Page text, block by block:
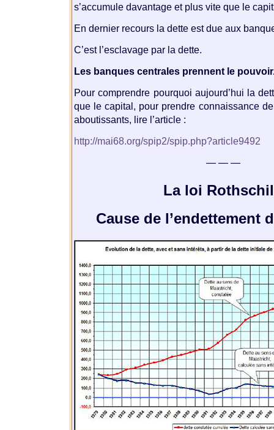
s’accumule davantage et plus vite que le
En dernier recours la dette est due aux
C’est l’esclavage par la dette.
Les banques centrales prennent le
Pour comprendre pourquoi aujourd’hui la
que le capital, pour prendre connaissance
aboutissants, lire l’article :
http://mai68.org/spip2/spip.php?article9492
— — —
La loi
Cause de l’endettement